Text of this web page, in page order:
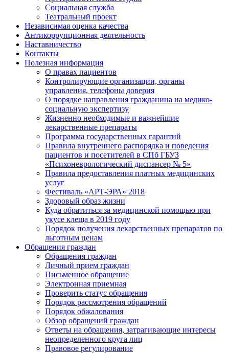
Социальная служба
Театральный проект
Независимая оценка качества
Антикоррупционная деятельность
Наставничество
Контакты
Полезная информация
О правах пациентов
Контролирующие организации, органы
управления, телефоны доверия
О порядке направления гражданина на медико-
социальную экспертизу
Жизненно необходимые и важнейшие
лекарственные препараты
Программа государственных гарантий
Правила внутреннего распорядка и поведения
пациентов и посетителей в СПб ГБУЗ
«Психоневрологический диспансер № 5»
Правила предоставления платных медицинских
услуг
Фестиваль «АРТ-ЭРА» 2018
Здоровый образ жизни
Куда обратиться за медицинской помощью при
укусе клеща в 2019 году
Порядок получения лекарственных препаратов по
льготным ценам
Обращения граждан
Обращения граждан
Личный прием граждан
Письменное обращение
Электронная приемная
Проверить статус обращения
Порядок рассмотрения обращений
Порядок обжалования
Обзор обращений граждан
Ответы на обращения, затрагивающие интересы
неопределенного круга лиц
Правовое регулирование